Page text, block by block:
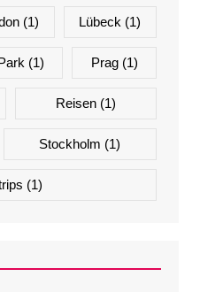
(1) Lübeck (1)
(1) Prag(1)
Reisen(1)
Stockholm (1)
(1)